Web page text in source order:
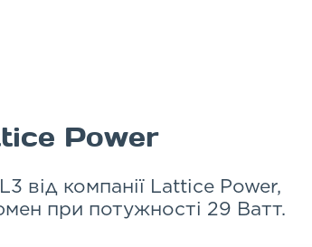
Power
від компанії Lattice Power,
при потужності 29 Ватт.